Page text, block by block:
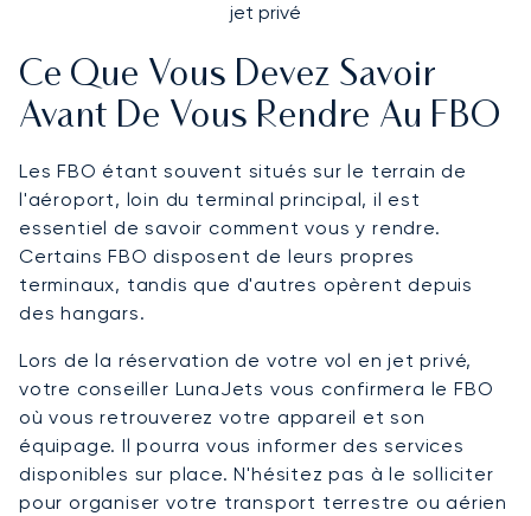
jet privé
Ce Que Vous Devez Savoir
Avant De Vous Rendre Au FBO
Les FBO étant souvent situés sur le terrain de
l'aéroport, loin du terminal principal, il est
essentiel de savoir comment vous y rendre.
Certains FBO disposent de leurs propres
terminaux, tandis que d'autres opèrent depuis
des hangars.
Lors de la réservation de votre vol en jet privé,
votre conseiller LunaJets vous confirmera le FBO
où vous retrouverez votre appareil et son
équipage. Il pourra vous informer des services
disponibles sur place. N'hésitez pas à le solliciter
pour organiser votre transport terrestre ou aérien